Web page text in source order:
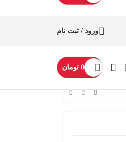
ورود / ثبت نام
0 تومان